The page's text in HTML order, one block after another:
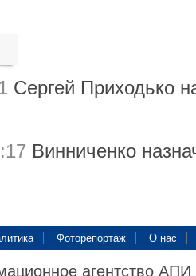
Сергей Приходько
Винниченко
Фоторепортаж О нас
агентство